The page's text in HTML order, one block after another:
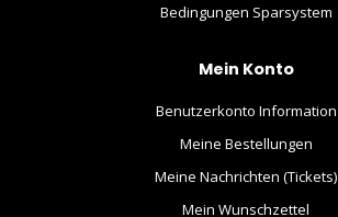
Bedingungen Sparsystem
Mein Konto
Benutzerkonto Information
Meine Bestellungen
Meine Nachrichten (Tickets)
Mein Wunschzettel